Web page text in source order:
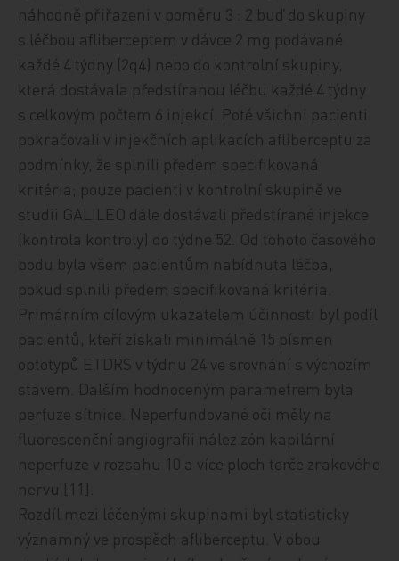
náhodně přiřazeni v poměru 3 : 2 buď do skupiny
s léčbou afliberceptem v dávce 2 mg podávané
každé 4 týdny (2q4) nebo do kontrolní skupiny,
která dostávala předstíranou léčbu každé 4 týdny
s celkovým počtem 6 injekcí. Poté všichni pacienti
pokračovali v injekčních aplikacích afliberceptu za
podmínky, že splnili předem specifikovaná
kritéria; pouze pacienti v kontrolní skupině ve
studii GALILEO dále dostávali předstírané injekce
(kontrola kontroly) do týdne 52. Od tohoto časového
bodu byla všem pacientům nabídnuta léčba,
pokud splnili předem specifikovaná kritéria.
Primárním cílovým ukazatelem účinnosti byl podíl
pacientů, kteří získali minimálně 15 písmen
optotypů ETDRS v týdnu 24 ve srovnání s výchozím
stavem. Dalším hodnoceným parametrem byla
perfuze sítnice. Neperfundované oči měly na
fluorescenční angiografii nález zón kapilární
neperfuze v rozsahu 10 a více ploch terče zrakového
nervu [11].
Rozdíl mezi léčenými skupinami byl statisticky
významný ve prospěch afliberceptu. V obou